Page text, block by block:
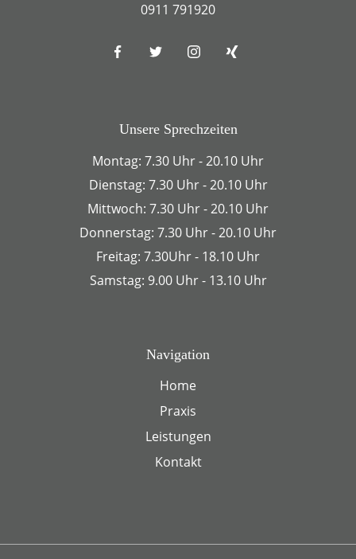
0911 791920
Unsere Sprechzeiten
Montag: 7.30 Uhr - 20.10 Uhr
Dienstag: 7.30 Uhr - 20.10 Uhr
Mittwoch: 7.30 Uhr - 20.10 Uhr
Donnerstag: 7.30 Uhr - 20.10 Uhr
Freitag: 7.30Uhr - 18.10 Uhr
Samstag: 9.00 Uhr - 13.10 Uhr
Navigation
Home
Praxis
Leistungen
Kontakt